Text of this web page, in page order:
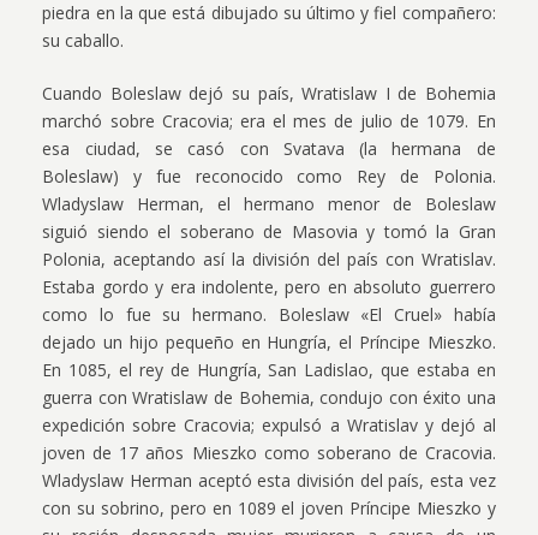
piedra en la que está dibujado su último y fiel compañero:
su caballo.
Cuando Boleslaw dejó su país, Wratislaw I de Bohemia
marchó sobre Cracovia; era el mes de julio de 1079. En
esa ciudad, se casó con Svatava (la hermana de
Boleslaw) y fue reconocido como Rey de Polonia.
Wladyslaw Herman, el hermano menor de Boleslaw
siguió siendo el soberano de Masovia y tomó la Gran
Polonia, aceptando así la división del país con Wratislav.
Estaba gordo y era indolente, pero en absoluto guerrero
como lo fue su hermano. Boleslaw «El Cruel» había
dejado un hijo pequeño en Hungría, el Príncipe Mieszko.
En 1085, el rey de Hungría, San Ladislao, que estaba en
guerra con Wratislaw de Bohemia, condujo con éxito una
expedición sobre Cracovia; expulsó a Wratislav y dejó al
joven de 17 años Mieszko como soberano de Cracovia.
Wladyslaw Herman aceptó esta división del país, esta vez
con su sobrino, pero en 1089 el joven Príncipe Mieszko y